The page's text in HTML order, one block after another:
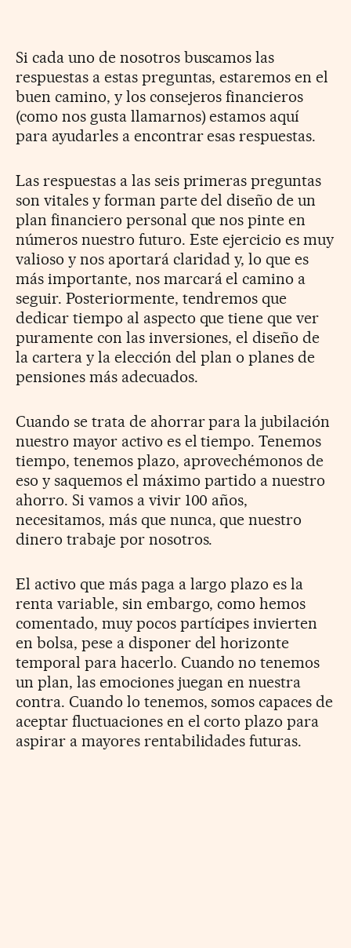
Si cada uno de nosotros buscamos las
respuestas a estas preguntas, estaremos en el
buen camino, y los consejeros financieros
(como nos gusta llamarnos) estamos aquí
para ayudarles a encontrar esas respuestas.
Las respuestas a las seis primeras preguntas
son vitales y forman parte del diseño de un
plan financiero personal que nos pinte en
números nuestro futuro. Este ejercicio es muy
valioso y nos aportará claridad y, lo que es
más importante, nos marcará el camino a
seguir. Posteriormente, tendremos que
dedicar tiempo al aspecto que tiene que ver
puramente con las inversiones, el diseño de
la cartera y la elección del plan o planes de
pensiones más adecuados.
Cuando se trata de ahorrar para la jubilación
nuestro mayor activo es el tiempo. Tenemos
tiempo, tenemos plazo, aprovechémonos de
eso y saquemos el máximo partido a nuestro
ahorro. Si vamos a vivir 100 años,
necesitamos, más que nunca, que nuestro
dinero trabaje por nosotros.
El activo que más paga a largo plazo es la
renta variable, sin embargo, como hemos
comentado, muy pocos partícipes invierten
en bolsa, pese a disponer del horizonte
temporal para hacerlo. Cuando no tenemos
un plan, las emociones juegan en nuestra
contra. Cuando lo tenemos, somos capaces de
aceptar fluctuaciones en el corto plazo para
aspirar a mayores rentabilidades futuras.